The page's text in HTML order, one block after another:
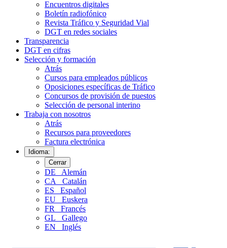
Encuentros digitales
Boletín radiofónico
Revista Tráfico y Seguridad Vial
DGT en redes sociales
Transparencia
DGT en cifras
Selección y formación
Atrás
Cursos para empleados públicos
Oposiciones específicas de Tráfico
Concursos de provisión de puestos
Selección de personal interino
Trabaja con nosotros
Atrás
Recursos para proveedores
Factura electrónica
Idioma:
Cerrar
DE
Alemán
CA
Catalán
ES
Español
EU
Euskera
FR
Francés
GL
Gallego
EN
Inglés